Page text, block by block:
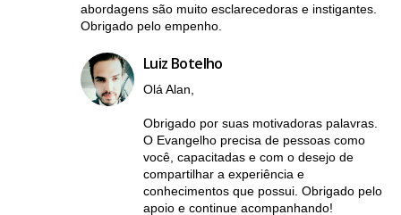
abordagens são muito esclarecedoras e instigantes.
Obrigado pelo empenho.
Luiz Botelho
Olá Alan,
Obrigado por suas motivadoras palavras.
O Evangelho precisa de pessoas como
você, capacitadas e com o desejo de
compartilhar a experiência e
conhecimentos que possui. Obrigado pelo
apoio e continue acompanhando!